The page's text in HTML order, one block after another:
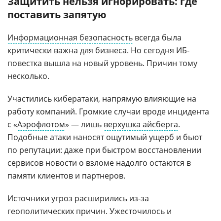
поставить запятую
Информационная безопасность всегда была
критически важна для бизнеса. Но сегодня ИБ-
повестка вышла на новый уровень. Причин тому
несколько.
Участились кибератаки, напрямую влияющие на
работу компаний. Громкие случаи вроде инцидента
с «Аэрофлотом» — лишь верхушка айсберга.
Подобные атаки наносят ощутимый ущерб и бьют
по репутации: даже при быстром восстановлении
сервисов новости о взломе надолго остаются в
памяти клиентов и партнеров.
Источники угроз расширились из-за
геополитических причин. Ужесточилось и